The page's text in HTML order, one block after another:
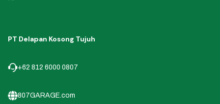
PT Delapan Kosong Tujuh
+62 812 6000 0807
807GARAGE.com